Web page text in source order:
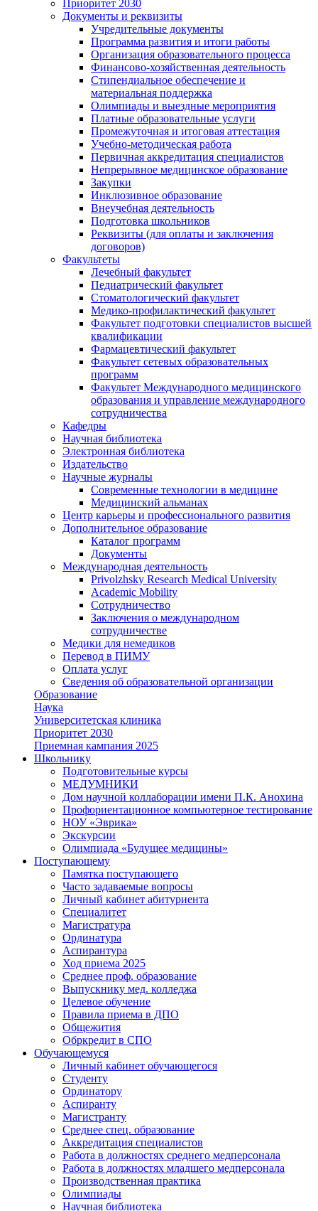
Приоритет 2030
Документы и реквизиты
Учредительные документы
Программа развития и итоги работы
Организация образовательного процесса
Финансово-хозяйственная деятельность
Стипендиальное обеспечение и
материальная поддержка
Олимпиады и выездные мероприятия
Платные образовательные услуги
Промежуточная и итоговая аттестация
Учебно-методическая работа
Первичная аккредитация специалистов
Непрерывное медицинское образование
Закупки
Инклюзивное образование
Внеучебная деятельность
Подготовка школьников
Реквизиты (для оплаты и заключения
договоров)
Факультеты
Лечебный факультет
Педиатрический факультет
Стоматологический факультет
Медико-профилактический факультет
Факультет подготовки специалистов высшей
квалификации
Фармацевтический факультет
Факультет сетевых образовательных
программ
Факультет Международного медицинского
образования и управление международного
сотрудничества
Кафедры
Научная библиотека
Электронная библиотека
Издательство
Научные журналы
Современные технологии в медицине
Медицинский альманах
Центр карьеры и профессионального развития
Дополнительное образование
Каталог программ
Документы
Международная деятельность
Privolzhsky Research Medical University
Academic Mobility
Сотрудничество
Заключения о международном
сотрудничестве
Медики для немедиков
Перевод в ПИМУ
Оплата услуг
Сведения об образовательной организации
Образование
Наука
Университетская клиника
Приоритет 2030
Приемная кампания 2025
Школьнику
Подготовительные курсы
МЕДУМНИКИ
Дом научной коллаборации имени П.К. Анохина
Профориентационное компьютерное тестирование
НОУ «Эврика»
Экскурсии
Олимпиада «Будущее медицины»
Поступающему
Памятка поступающего
Часто задаваемые вопросы
Личный кабинет абитуриента
Специалитет
Магистратура
Ординатура
Аспирантура
Ход приема 2025
Среднее проф. образование
Выпускнику мед. колледжа
Целевое обучение
Правила приема в ДПО
Общежития
Обркредит в СПО
Обучающемуся
Личный кабинет обучающегося
Студенту
Ординатору
Аспиранту
Магистранту
Среднее спец. образование
Аккредитация специалистов
Работа в должностях среднего медперсонала
Работа в должностях младшего медперсонала
Производственная практика
Олимпиады
Научная библиотека